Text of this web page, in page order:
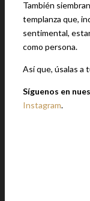
También
templanza que,
sentimental,
como persona.
Así que, úsalas a
Síguenos en
Instagram.